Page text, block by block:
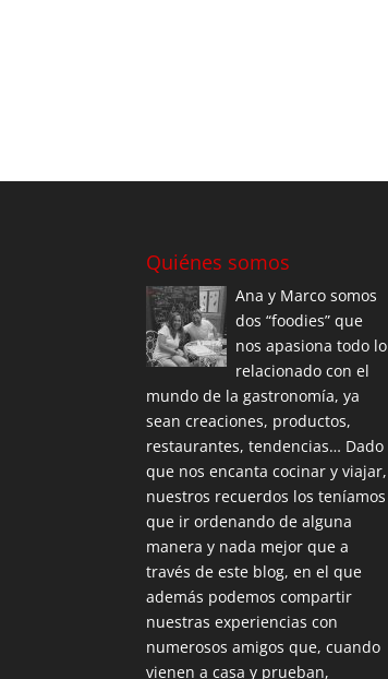
Quiénes somos
Ana y Marco somos
dos “foodies” que
nos apasiona todo lo
relacionado con el
mundo de la gastronomía, ya
sean creaciones, productos,
restaurantes, tendencias… Dado
que nos encanta cocinar y viajar,
nuestros recuerdos los teníamos
que ir ordenando de alguna
manera y nada mejor que a
través de este blog, en el que
además podemos compartir
nuestras experiencias con
numerosos amigos que, cuando
vienen a casa y prueban,